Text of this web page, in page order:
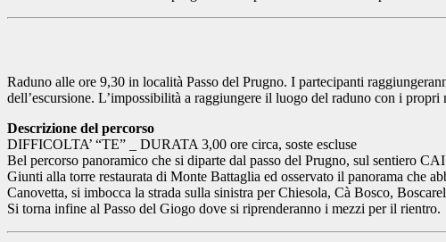
Raduno alle ore 9,30 in località Passo del Prugno. I partecipanti
dell’escursione. L’impossibilità a raggiungere il luogo del raduno con i
Descrizione del percorso
DIFFICOLTA’ “TE” _ DURATA 3,00 ore circa, soste escluse
Bel percorso panoramico che si diparte dal passo del Prugno, sul sentiero
Giunti alla torre restaurata di Monte Battaglia ed osservato il panorama che
Canovetta, si imbocca la strada sulla sinistra per Chiesola, Cà Bosco,
Si torna infine al Passo del Giogo dove si riprenderanno i mezzi per il rientro.